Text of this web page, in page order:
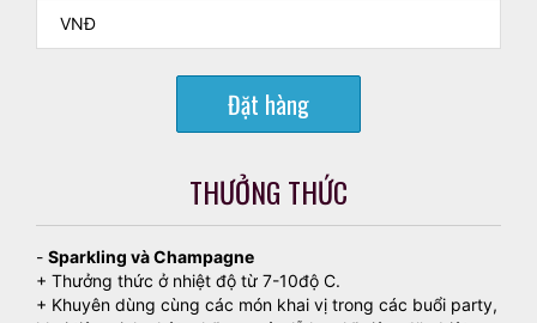
Đặt hàng
THƯỞNG THỨC
- Sparkling và Champagne
+ Thưởng thức ở nhiệt độ từ 7-10độ C.
+ Khuyên dùng cùng các món khai vị trong các buổi party,